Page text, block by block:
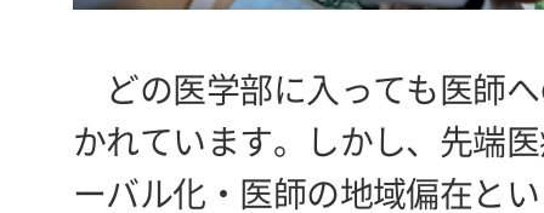
どの医学部に入っても医師
かれています。しかし、先端
ーバル化・医師の地域偏在と